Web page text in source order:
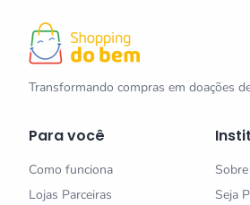
Transformando compras em doações
Para você
Como funciona
Lojas Parceiras
Seja